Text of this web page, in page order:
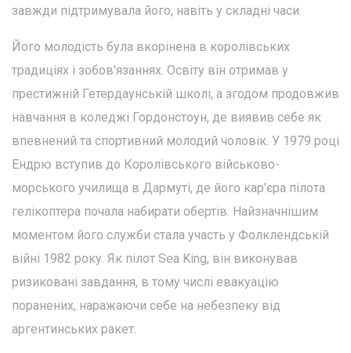
завжди підтримувала його, навіть у складні часи.
Його молодість була вкорінена в королівських
традиціях і зобов'язаннях. Освіту він отримав у
престижній Гетердаунській школі, а згодом продовжив
навчання в коледжі Гордонстоун, де виявив себе як
впевнений та спортивний молодий чоловік. У 1979 році
Ендрю вступив до Королівського військово-
морського училища в Дармуті, де його кар'єра пілота
гелікоптера почала набирати обертів. Найзначнішим
моментом його служби стала участь у Фолклендській
війні 1982 року. Як пілот Sea King, він виконував
ризиковані завдання, в тому числі евакуацію
поранених, наражаючи себе на небезпеку від
аргентинських ракет.